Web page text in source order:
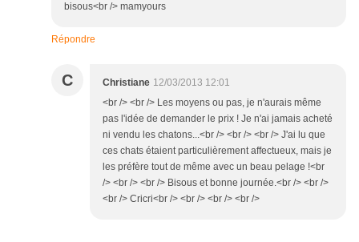
bisous<br /> mamyours
Répondre
C Christiane 12/03/2013 12:01
<br /> <br /> Les moyens ou pas, je n'aurais même
pas l'idée de demander le prix ! Je n'ai jamais acheté
ni vendu les chatons...<br /> <br /> <br /> J'ai lu que
ces chats étaient particulièrement affectueux, mais je
les préfère tout de même avec un beau pelage !<br
/> <br /> <br /> Bisous et bonne journée.<br /> <br />
<br /> Cricri<br /> <br /> <br /> <br />